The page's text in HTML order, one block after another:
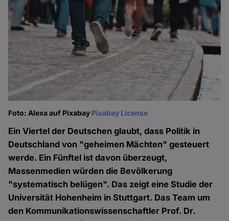
Foto: Alexa auf Pixabay Pixabay License
Ein Viertel der Deutschen glaubt, dass Politik in
Deutschland von "geheimen Mächten" gesteuert
werde. Ein Fünftel ist davon überzeugt,
Massenmedien würden die Bevölkerung
"systematisch belügen". Das zeigt eine Studie der
Universität Hohenheim in Stuttgart. Das Team um
den Kommunikationswissenschaftler Prof. Dr.